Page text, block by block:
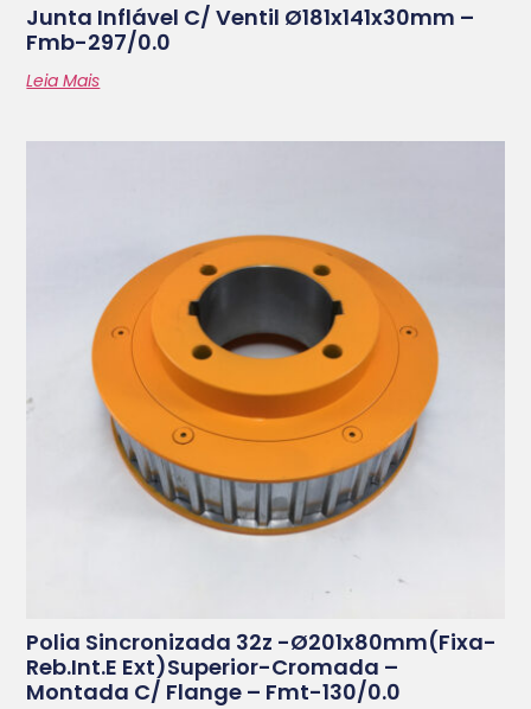
Junta Inflável C/ Ventil Ø181x141x30mm –
Fmb-297/0.0
Leia Mais
Polia Sincronizada 32z -ø201x80mm(fixa-
Reb.int.e Ext)superior-Cromada –
Montada C/ Flange – Fmt-130/0.0